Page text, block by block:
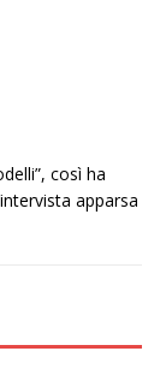
così ha
apparsa